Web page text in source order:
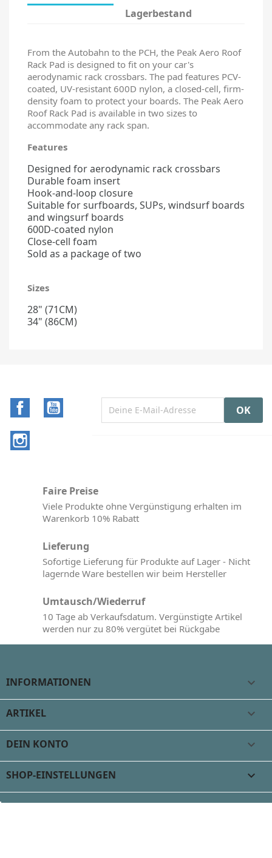
Lagerbestand
From the Autobahn to the PCH, the Peak Aero Roof
Rack Pad is designed to fit on your car's
aerodynamic rack crossbars. The pad features PCV-
coated, UV-resistant 600D nylon, a closed-cell, firm-
density foam to protect your boards. The Peak Aero
Roof Rack Pad is available in two sizes to
accommodate any rack span.
Features
Designed for aerodynamic rack crossbars
Durable foam insert
Hook-and-loop closure
Suitable for surfboards, SUPs, windsurf boards
and wingsurf boards
600D-coated nylon
Close-cell foam
Sold as a package of two
Sizes
28" (71CM)
34" (86CM)
Facebook
Faire Preise
Viele Produkte ohne Vergünstigung erhalten im
Warenkorb 10% Rabatt
Lieferung
Sofortige Lieferung für Produkte auf Lager - Nicht
lagernde Ware bestellen wir beim Hersteller
Umtausch/Wiederruf
10 Tage ab Verkaufsdatum. Vergünstigte Artikel
werden nur zu 80% vergütet bei Rückgabe
INFORMATIONEN 
ARTIKEL 
DEIN KONTO 
SHOP-EINSTELLUNGEN keyboard_arrow_down